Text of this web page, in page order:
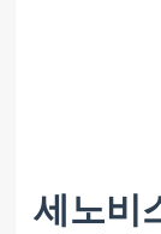
세노비